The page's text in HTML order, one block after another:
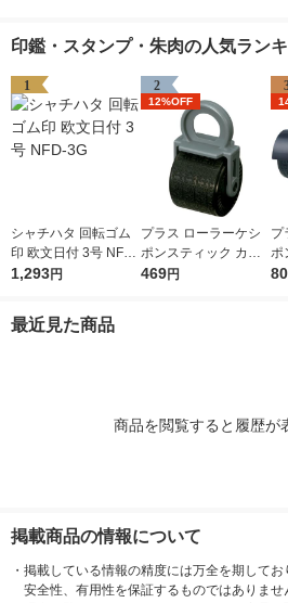
印鑑・スタンプ・朱肉の人気ラン
1
シャチハタ 回転ゴム
印 欧文日付 3号 NFD-
3G
1,293円
2
12%OFF
プラス ローラーケシ
ポンスティック カー
トリッジ 個人情報保
469円
プ
ポ
ク
最近見た商品
商品を閲覧すると履歴が
掲載商品の情報について
・ 掲載している情報の精度には万全を期してお
安全性、有用性を保証するものではありませ